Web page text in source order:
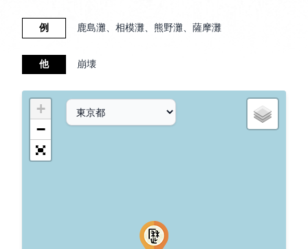
例 鹿島灘、相模灘、熊野灘、薩摩灘
他 崩壊
+
−